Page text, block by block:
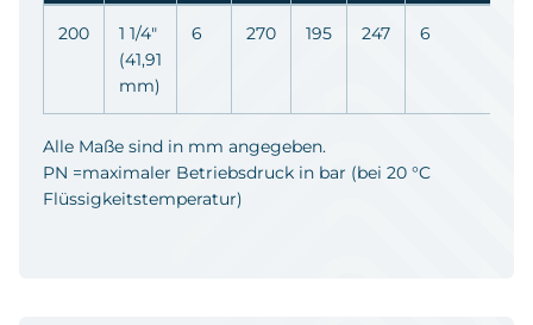
200
1 1/4"
(41,91
mm)
6 270 195 247 6
Alle Maße sind in mm angegeben.
PN =maximaler Betriebsdruck in bar (bei 20 °C
Flüssigkeitstemperatur)